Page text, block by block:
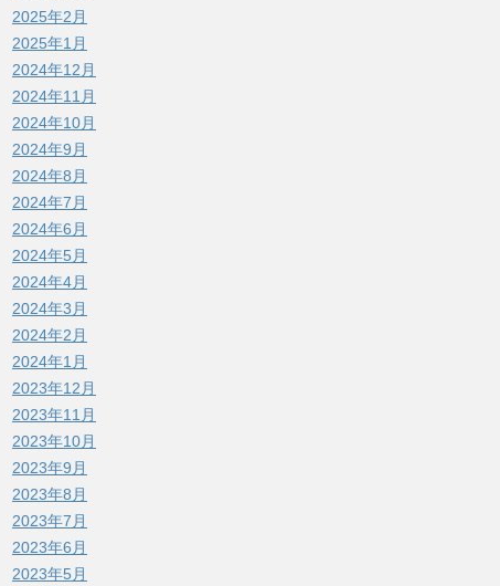
2025年2月
2025年1月
2024年12月
2024年11月
2024年10月
2024年9月
2024年8月
2024年7月
2024年6月
2024年5月
2024年4月
2024年3月
2024年2月
2024年1月
2023年12月
2023年11月
2023年10月
2023年9月
2023年8月
2023年7月
2023年6月
2023年5月